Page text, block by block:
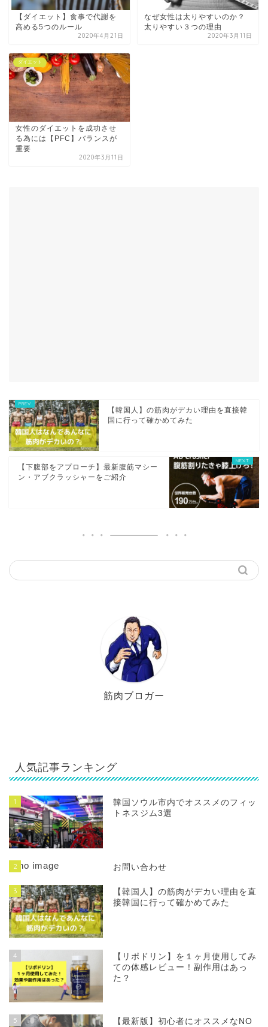
【ダイエット】食事で代謝を
高める5つのルール
2020年4月21日
なぜ女性は太りやすいのか？
太りやすい３つの理由
2020年3月11日
ダイエット
女性のダイエットを成功させ
る為には【PFC】バランスが
重要
2020年3月11日
【韓国人】の筋肉がデカい理由を直接韓
国に行って確かめてみた
【下腹部をアプローチ】最新腹筋マシー
ン・アブクラッシャーをご紹介
筋肉ブロガー
人気記事ランキング
1
韓国ソウル市内でオススメのフィッ
トネスジム3選
2 お問い合わせ
3
【韓国人】の筋肉がデカい理由を直
接韓国に行って確かめてみた
4
【リポドリン】を１ヶ月使用してみ
ての体感レビュー！副作用はあっ
た？
5
【最新版】初心者にオススメなNO